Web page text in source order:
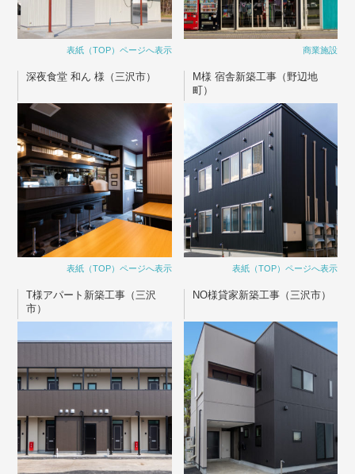
表紙（TOP）ページへ表示 商業施設
深夜食堂 和ん 様（三沢市）
表紙（TOP）ページへ表示
M様 宿舎新築工事（野辺地
町）
表紙（TOP）ページへ表示
T様アパート新築工事（三沢
市）
NO様貸家新築工事（三沢市）